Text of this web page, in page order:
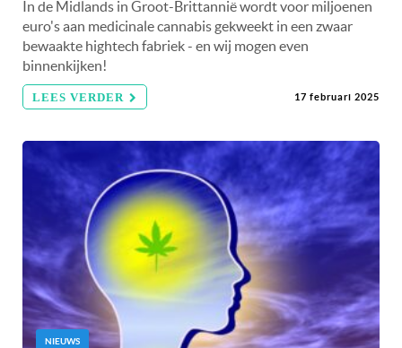
In de Midlands in Groot-Brittannië wordt voor miljoenen
euro's aan medicinale cannabis gekweekt in een zwaar
bewaakte hightech fabriek - en wij mogen even
binnenkijken!
LEES VERDER 17 februari 2025
NIEUWS